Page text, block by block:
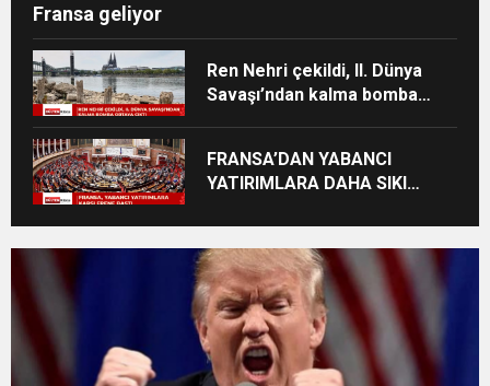
Fransa geliyor
Ren Nehri çekildi, II. Dünya
Savaşı’ndan kalma bomba
FRANSA’DAN YABANCI
YATIRIMLARA DAHA SIKI